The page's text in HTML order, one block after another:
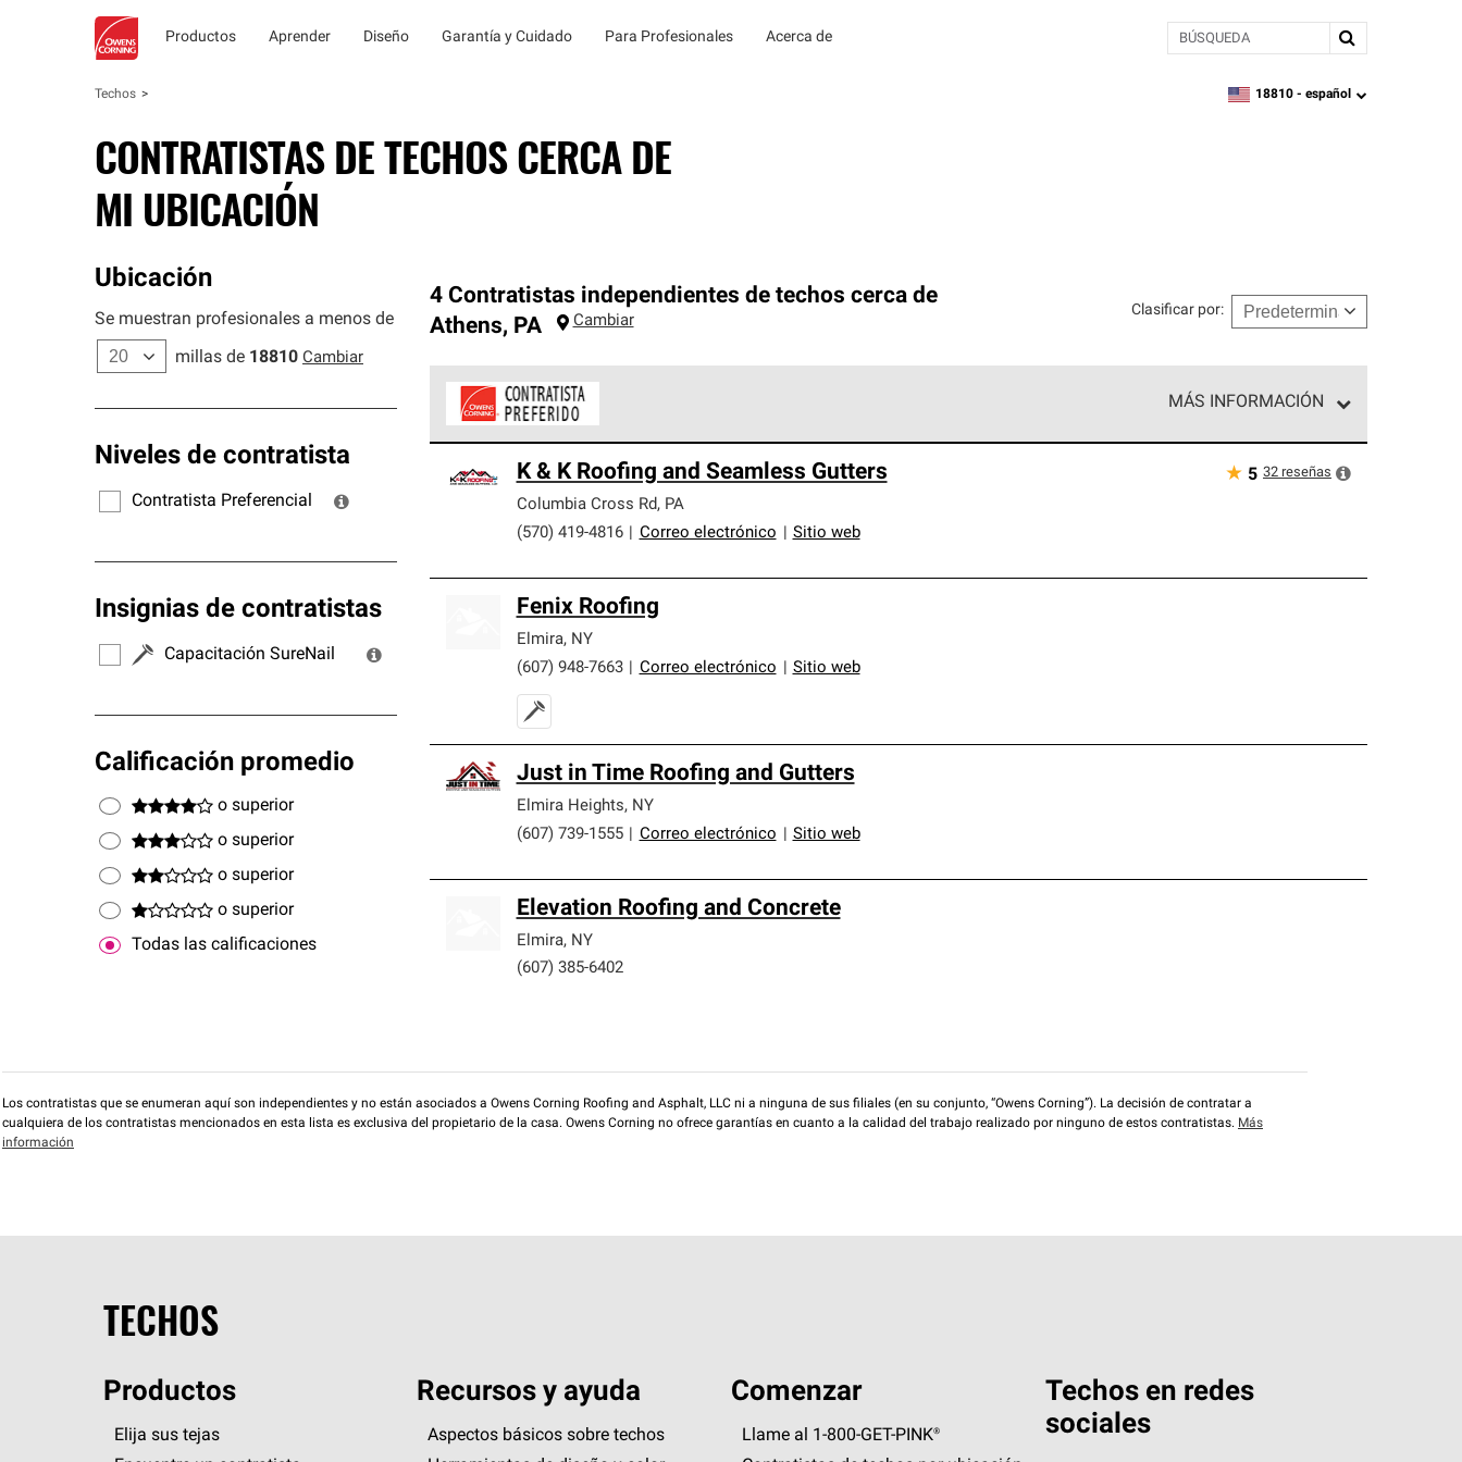
Productos Aprender Diseño Garantía y Cuidado Para Profesionales Acerca de BÚSQUEDA
Techos zipcode, language
18810 - español
CONTRATISTAS DE TECHOS CERCA DE
MI UBICACIÓN
Ubicación
Se muestran profesionales a menos de
millas de 18810 Cambiar
Niveles de contratista
Contratista Preferencial
Insignias de contratistas
Capacitación SureNail
Calificación promedio
o superior
o superior
o superior
o superior
Todas las calificaciones
4 Contratistas independientes de techos cerca de
Athens, PA Cambiar
Clasificar por:
MÁS INFORMACIÓN
cumplen con altos estándares y requisitos estrictos de profesionalismo y confiabilidad.
K & K Roofing and Seamless Gutters
Columbia Cross Rd , PA
(570) 419-4816
Correo electrónico Sitio web
★ 5 32 reseñas
Fenix Roofing
Elmira, NY
(607) 948-7663
Correo electrónico Sitio web
Just in Time Roofing and Gutters
Elmira Heights, NY
(607) 739-1555
Correo electrónico Sitio web
Elevation Roofing and Concrete
Elmira, NY
(607) 385-6402
Los contratistas que se enumeran aquí son independientes y no están asociados a Owens Corning Roofing and Asphalt, LLC ni a ninguna de sus filiales (en su conjunto, “Owens Corning”). La decisión de contratar a
cualquiera de los contratistas mencionados en esta lista es exclusiva del propietario de la casa. Owens Corning no ofrece garantías en cuanto a la calidad del trabajo realizado por ninguno de estos contratistas. Más
información
TECHOS
Productos
Elija sus tejas
Recursos y ayuda
Aspectos básicos sobre techos
Comenzar
Llame al 1-800-GET-PINK®
Techos en redes
sociales